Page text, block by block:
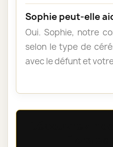
Sophie peut-elle
Oui. Sophie, notre
selon le type de
avec le défunt et